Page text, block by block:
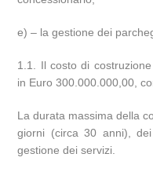
e) – la gestione dei
1.1. Il costo di
in Euro 300.000.000,00,
La durata massima della
giorni (circa 30 anni),
gestione dei servizi.